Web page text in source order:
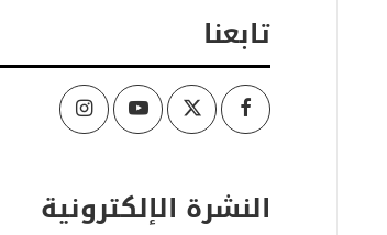
تابعنا
Facebook
Twitter
Youtube
Instagram
النشرة الإلكترونية